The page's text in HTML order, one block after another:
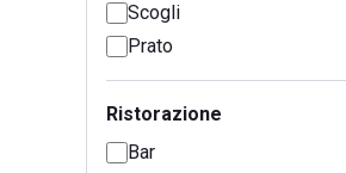
Scogli
Prato
Ristorazione
Bar